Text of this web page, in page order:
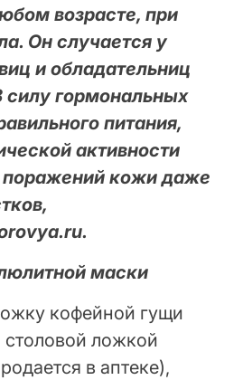
возрасте, при
Он случается у
и обладательниц
гормональных
питания,
активности
поражений кожи даже
маски
кофейной гущи
ложкой
в аптеке),